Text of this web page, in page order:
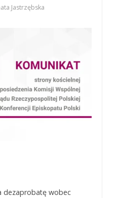
Jastrzębska
dezaprobatę wobec